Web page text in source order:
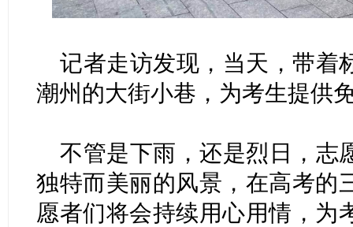
记者走访发现，当天，带着
潮州的大街小巷，为考生提供
不管是下雨，还是烈日，志
独特而美丽的风景，在高考的
愿者们将会持续用心用情，为